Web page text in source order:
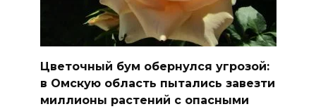
Цветочный бум обернулся угрозой:
в Омскую область пытались завезти
миллионы растений с опасными